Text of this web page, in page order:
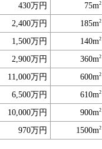
430万円 75m2
2,400万円 185m2
1,500万円 140m2
2,900万円 360m2
11,000万円 600m2
6,500万円 610m2
10,000万円 900m2
970万円 1500m2